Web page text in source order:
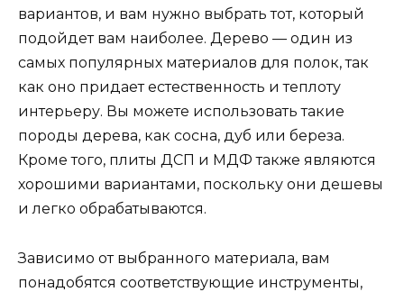
вариантов, и вам нужно выбрать тот, который
подойдет вам наиболее. Дерево — один из
самых популярных материалов для полок, так
как оно придает естественность и теплоту
интерьеру. Вы можете использовать такие
породы дерева, как сосна, дуб или береза.
Кроме того, плиты ДСП и МДФ также являются
хорошими вариантами, поскольку они дешевы
и легко обрабатываются.
Зависимо от выбранного материала, вам
понадобятся соответствующие инструменты,